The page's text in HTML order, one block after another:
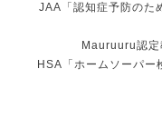
JAA「認知症予防のた
Mauruuru認定
HSA「ホームソーパー